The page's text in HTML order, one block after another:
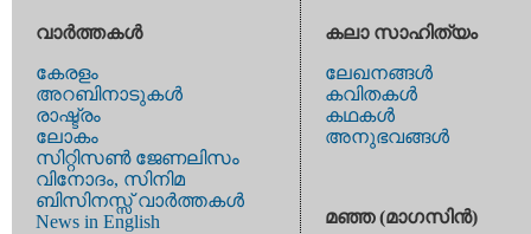
വാര്‍ത്തകള്‍
കേരളം
അറബിനാടുകള്‍
രാഷ്ട്രം
ലോകം
സിറ്റിസണ്‍ ജേണലിസം
വിനോദം, സിനിമ
ബിസിനസ്സ് വാര്‍ത്തകള്‍
News in English
കലാ സാഹിത്യം
ലേഖനങ്ങള്‍
കവിതകള്‍
കഥകള്‍
അനുഭവങ്ങള്‍
മഞ്ഞ (മാഗസിന്‍)